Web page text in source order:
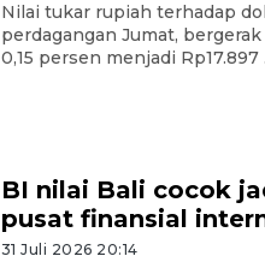
Nilai tukar rupiah terhadap
perdagangan Jumat,
0,15 persen menjadi Rp17.897
BI nilai Bali cocok
pusat finansial
31 Juli 2026 20:14